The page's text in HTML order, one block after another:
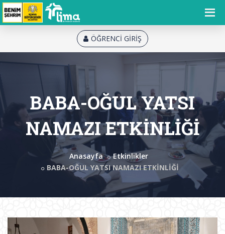
ÖĞRENCİ GİRİŞ
BABA-OĞUL YATSI
NAMAZI ETKİNLİĞİ
Anasayfa
Etkinlikler
BABA-OĞUL YATSI NAMAZI ETKİNLİĞİ